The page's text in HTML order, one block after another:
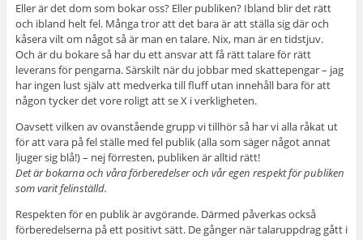
Eller är det dom som bokar oss? Eller publiken? Ibland blir det rätt
och ibland helt fel. Många tror att det bara är att ställa sig där och
kåsera vilt om något så är man en talare. Nix, man är en tidstjuv.
Och är du bokare så har du ett ansvar att få rätt talare för rätt
leverans för pengarna. Särskilt när du jobbar med skattepengar – jag
har ingen lust själv att medverka till fluff utan innehåll bara för att
någon tycker det vore roligt att se X i verkligheten.
Oavsett vilken av ovanstående grupp vi tillhör så har vi alla råkat ut
för att vara på fel ställe med fel publik (alla som säger något annat
ljuger sig blå!) – nej förresten, publiken är alltid rätt!
Det är bokarna och våra förberedelser och vår egen respekt för publiken
som varit felinställd.
Respekten för en publik är avgörande. Därmed påverkas också
förberedelserna på ett positivt sätt. De gånger när talaruppdrag gått i